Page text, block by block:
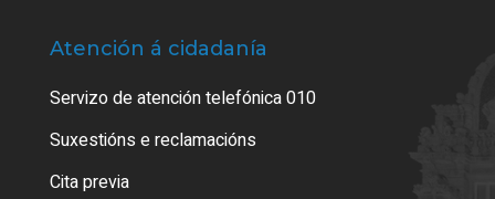
Atención á cidadanía
Servizo de atención telefónica 010
Suxestións e reclamacións
Cita previa